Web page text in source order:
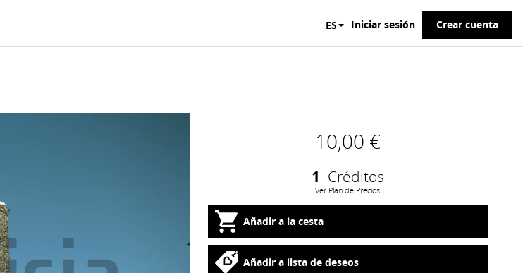
ES Iniciar sesión Crear cuenta
10,00 €
1 Créditos
Ver Plan de Precios
Añadir a la cesta
Añadir a lista de deseos